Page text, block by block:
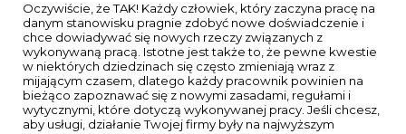
Oczywiście, że TAK! Każdy człowiek, który zaczyna pracę na
danym stanowisku pragnie zdobyć nowe doświadczenie i
chce dowiadywać się nowych rzeczy związanych z
wykonywaną pracą. Istotne jest także to, że pewne kwestie
w niektórych dziedzinach się często zmieniają wraz z
mijającym czasem, dlatego każdy pracownik powinien na
bieżąco zapoznawać się z nowymi zasadami, regułami i
wytycznymi, które dotyczą wykonywanej pracy. Jeśli chcesz,
aby usługi, działanie Twojej firmy były na najwyższym